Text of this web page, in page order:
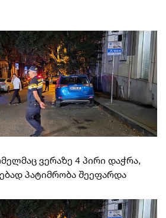
ვერაზე 4 პირი დაჭრა,
პატიმრობა შეეფარდა